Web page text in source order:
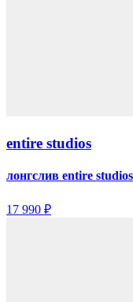
entire studios
лонгслив entire
17 990 ₽